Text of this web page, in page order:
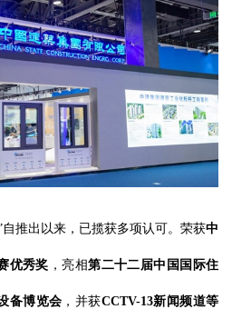
推出以来，已揽获多项认可。荣获中
优秀奖 ，亮相第二十二届中国国际住
备博览会 ，并获CCTV-13新闻频道等